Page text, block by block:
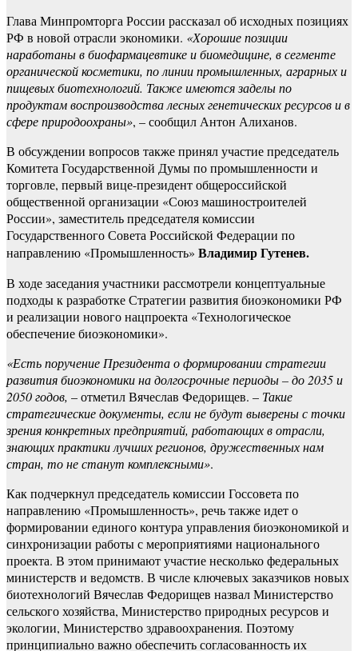
Глава Минпромторга России рассказал об исходных позициях
РФ в новой отрасли экономики. «Хорошие позиции
наработаны в биофармацевтике и биомедицине, в сегменте
органической косметики, по линии промышленных, аграрных и
пищевых биотехнологий. Также имеются заделы по
продуктам воспроизводства лесных генетических ресурсов и в
сфере природоохраны», – сообщил Антон Алиханов.
В обсуждении вопросов также принял участие председатель
Комитета Государственной Думы по промышленности и
торговле, первый вице-президент общероссийской
общественной организации «Союз машиностроителей
России», заместитель председателя комиссии
Государственного Совета Российской Федерации по
направлению «Промышленность» Владимир Гутенев.
В ходе заседания участники рассмотрели концептуальные
подходы к разработке Стратегии развития биоэкономики РФ
и реализации нового нацпроекта «Технологическое
обеспечение биоэкономики».
«Есть поручение Президента о формировании стратегии
развития биоэкономики на долгосрочные периоды – до 2035 и
2050 годов, – отметил Вячеслав Федорищев. – Такие
стратегические документы, если не будут выверены с точки
зрения конкретных предприятий, работающих в отрасли,
знающих практики лучших регионов, дружественных нам
стран, то не станут комплексными».
Как подчеркнул председатель комиссии Госсовета по
направлению «Промышленность», речь также идет о
формировании единого контура управления биоэкономикой и
синхронизации работы с мероприятиями национального
проекта. В этом принимают участие несколько федеральных
министерств и ведомств. В числе ключевых заказчиков новых
биотехнологий Вячеслав Федорищев назвал Министерство
сельского хозяйства, Министерство природных ресурсов и
экологии, Министерство здравоохранения. Поэтому
принципиально важно обеспечить согласованность их